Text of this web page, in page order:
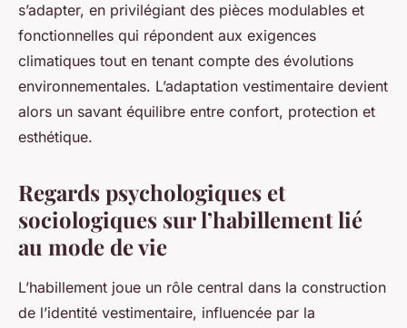
s’adapter, en privilégiant des pièces modulables et
fonctionnelles qui répondent aux exigences
climatiques tout en tenant compte des évolutions
environnementales. L’adaptation vestimentaire devient
alors un savant équilibre entre confort, protection et
esthétique.
Regards psychologiques et
sociologiques sur l’habillement lié
au mode de vie
L’habillement joue un rôle central dans la construction
de l’identité vestimentaire, influencée par la